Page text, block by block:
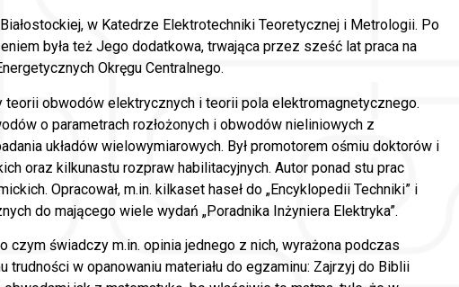
w Katedrze Elektrotechniki Teoretycznej i Metrologii. Po
była też Jego dodatkowa, trwająca przez sześć lat praca na
Okręgu Centralnego.
obwodów elektrycznych i teorii pola elektromagnetycznego.
o parametrach rozłożonych i obwodów nieliniowych z
układów wielowymiarowych. Był promotorem ośmiu doktorów i
oraz kilkunastu rozpraw habilitacyjnych. Autor ponad stu prac
Opracował, m.in. kilkaset haseł do „Encyklopedii Techniki” i
do mającego wiele wydań „Poradnika Inżyniera Elektryka”.
czym świadczy m.in. opinia jednego z nich, wyrażona podczas
w opanowaniu materiału do egzaminu: Zajrzyj do Biblii